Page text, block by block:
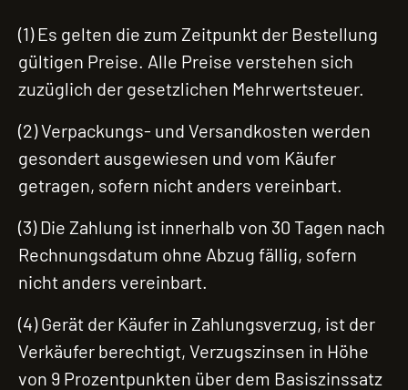
(1) Es gelten die zum Zeitpunkt der Bestellung
gültigen Preise. Alle Preise verstehen sich
zuzüglich der gesetzlichen Mehrwertsteuer.
(2) Verpackungs- und Versandkosten werden
gesondert ausgewiesen und vom Käufer
getragen, sofern nicht anders vereinbart.
(3) Die Zahlung ist innerhalb von 30 Tagen nach
Rechnungsdatum ohne Abzug fällig, sofern
nicht anders vereinbart.
(4) Gerät der Käufer in Zahlungsverzug, ist der
Verkäufer berechtigt, Verzugszinsen in Höhe
von 9 Prozentpunkten über dem Basiszinssatz